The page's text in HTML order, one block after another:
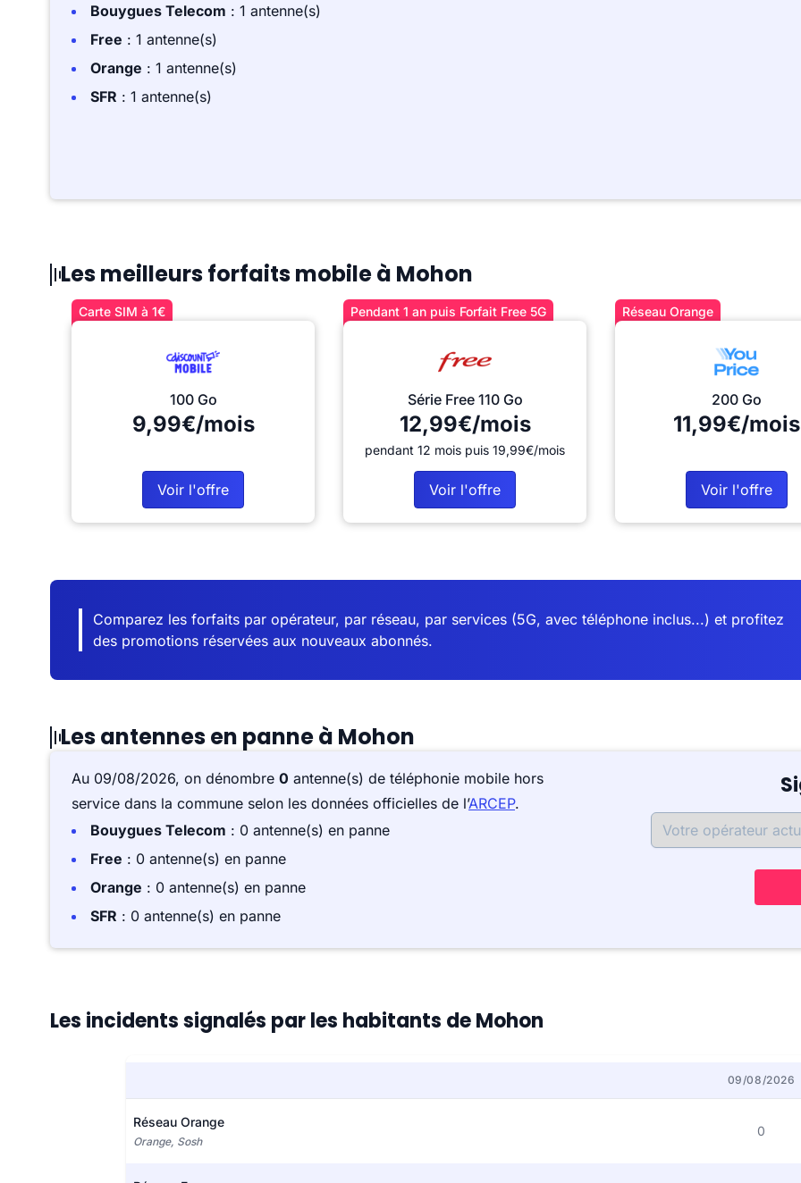
Bouygues Telecom : 1 antenne(s)
Free : 1 antenne(s)
Orange : 1 antenne(s)
SFR : 1 antenne(s)
Les meilleurs forfaits mobile à Mohon
Carte SIM à 1€
100 Go
9,99€/mois
Voir l'offre
Pendant 1 an puis Forfait Free 5G
Série Free 110 Go
12,99€/mois
pendant 12 mois puis 19,99€/mois
Voir l'offre
Réseau Orange
200 Go
11,99€/mois
Voir l'offre
Comparez les forfaits par opérateur, par réseau, par services (5G, avec téléphone inclus...) et profitez
des promotions réservées aux nouveaux abonnés.
Les antennes en panne à Mohon
Au 09/08/2026, on dénombre 0 antenne(s) de téléphonie mobile hors
service dans la commune selon les données officielles de l’ARCEP.
Bouygues Telecom : 0 antenne(s) en panne
Free : 0 antenne(s) en panne
Orange : 0 antenne(s) en panne
SFR : 0 antenne(s) en panne
Les incidents signalés par les habitants de Mohon
09/08/2026
Réseau Orange
Orange, Sosh
0